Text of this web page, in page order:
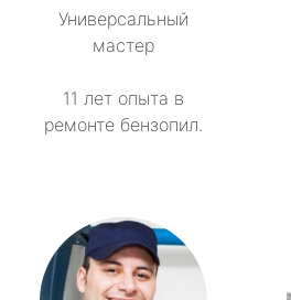
Универсальный
мастер
11 лет опыта в
ремонте бензопил.